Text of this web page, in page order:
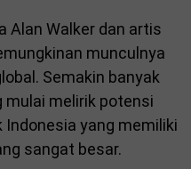
Alan Walker dan artis
munculnya
Semakin banyak
mulai melirik potensi
yang memiliki
sangat besar.